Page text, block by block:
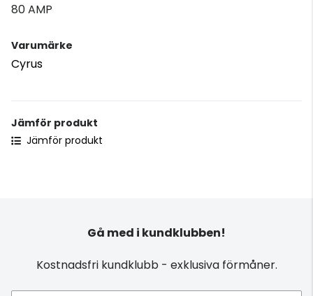
80 AMP
Varumärke
Cyrus
Jämför produkt
Jämför produkt
Gå med i kundklubben!
Kostnadsfri kundklubb - exklusiva förmåner.